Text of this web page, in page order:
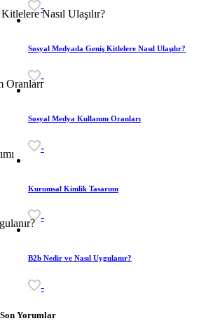
-
Sosyal Medyada Geniş Kitlelere Nasıl Ulaşılır?
-
Sosyal Medya Kullanım Oranları
-
Kurumsal Kimlik Tasarımı
-
B2b Nedir ve Nasıl Uygulanır?
-
Son Yorumlar